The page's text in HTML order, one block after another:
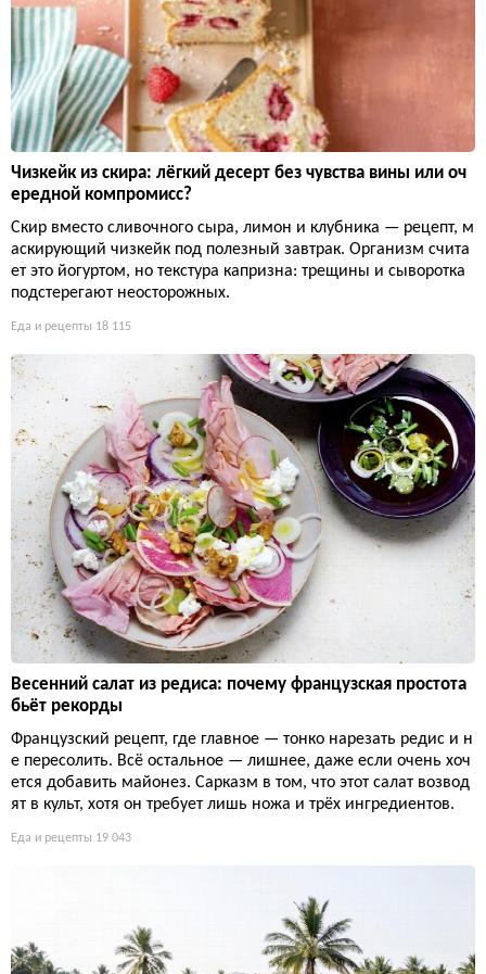
Чизкейк из скира: лёгкий десерт без чувства вины или оч
ередной компромисс?
Скир вместо сливочного сыра, лимон и клубника — рецепт, м
аскирующий чизкейк под полезный завтрак. Организм счита
ет это йогуртом, но текстура капризна: трещины и сыворотка
подстерегают неосторожных.
Еда и рецепты 18 115
Весенний салат из редиса: почему французская простота
бьёт рекорды
Французский рецепт, где главное — тонко нарезать редис и н
е пересолить. Всё остальное — лишнее, даже если очень хоч
ется добавить майонез. Сарказм в том, что этот салат возвод
ят в культ, хотя он требует лишь ножа и трёх ингредиентов.
Еда и рецепты 19 043